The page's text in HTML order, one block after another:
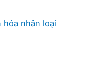
hóa nhân loại